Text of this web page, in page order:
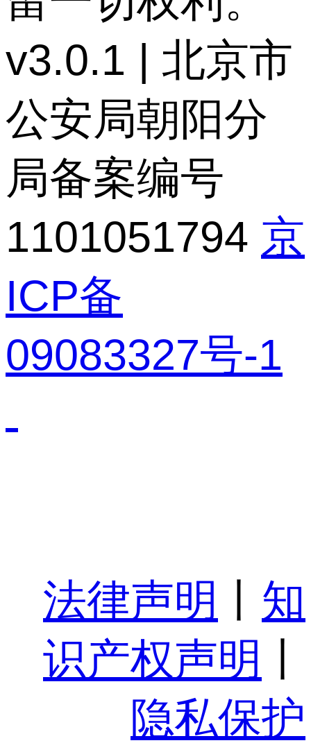
v3.0.1 | 北京市
公安局朝阳分
局备案编号
1101051794 京
ICP备
09083327号-1
法律声明
知
识产权声明
隐私保护